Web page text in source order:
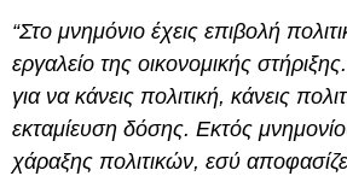
“Στο μνημόνιο έχεις επιβολή
εργαλείο της οικονομικής
για να κάνεις πολιτική, κάνεις
εκταμίευση δόσης. Εκτός
χάραξης πολιτικών, εσύ